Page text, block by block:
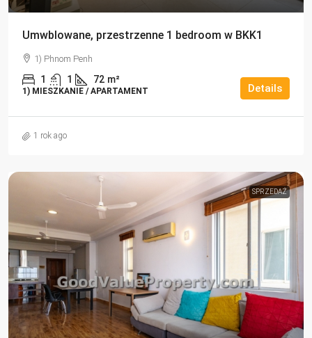
Umwblowane, przestrzenne 1 bedroom w BKK1
1) Phnom Penh
1 1 72 m²
1) MIESZKANIE / APARTAMENT Details
1 rok ago
SPRZEDAŻ